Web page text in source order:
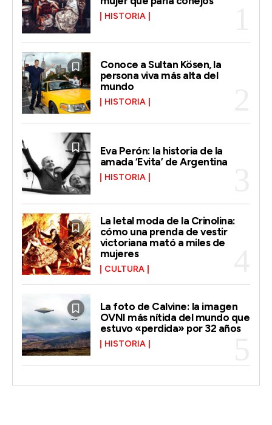
HISTORIA
Conoce a Sultan Kösen, la
persona viva más alta del
mundo
HISTORIA
Eva Perón: la historia de la
amada ‘Evita’ de Argentina
HISTORIA
La letal moda de la Crinolina:
cómo una prenda de vestir
victoriana mató a miles de
mujeres
CULTURA
La foto de Calvine: la imagen
OVNI más nítida del mundo que
estuvo «perdida» por 32 años
HISTORIA